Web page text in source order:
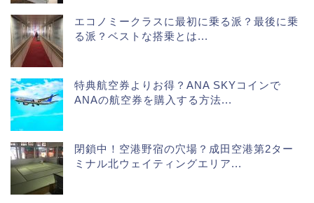
エコノミークラスに最初に乗る派？最後に乗
る派？ベストな搭乗とは...
特典航空券よりお得？ANA SKYコインで
ANAの航空券を購入する方法...
閉鎖中！空港野宿の穴場？成田空港第2ター
ミナル北ウェイティングエリア...